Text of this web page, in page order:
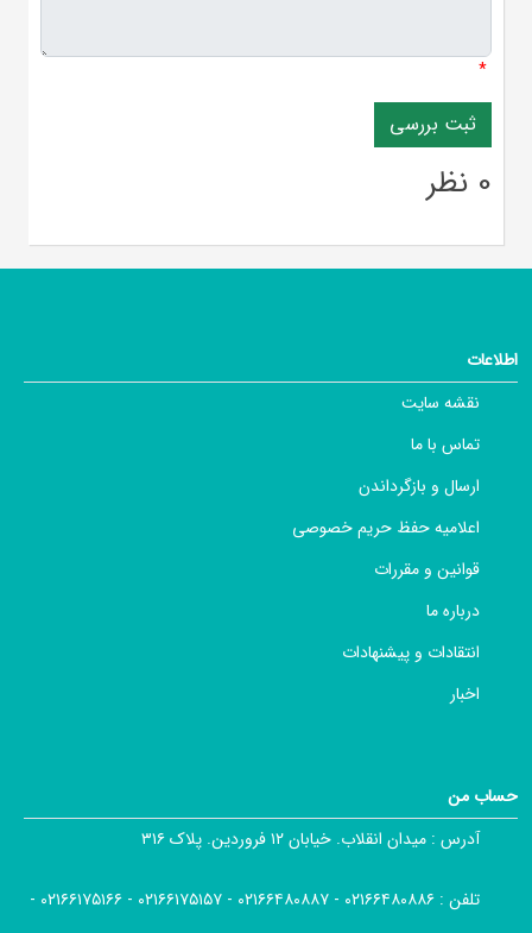
*
0 نظر
اطلاعات
نقشه سایت
تماس با ما
ارسال و بازگرداندن
اعلامیه حفظ حریم خصوصی
قوانین و مقررات
درباره ما
انتقادات و پیشنهادات
اخبار
حساب من
آدرس : میدان انقلاب. خیابان ۱۲ فروردین. پلاک ۳۱۶
تلفن :
۰۲۱۶۶۴۸۰۸۸۶ - ۰۲۱۶۶۴۸۰۸۸۷ - ۰۲۱۶۶۱۷۵۱۵۷ - ۰۲۱۶۶۱۷۵۱۶۶ -